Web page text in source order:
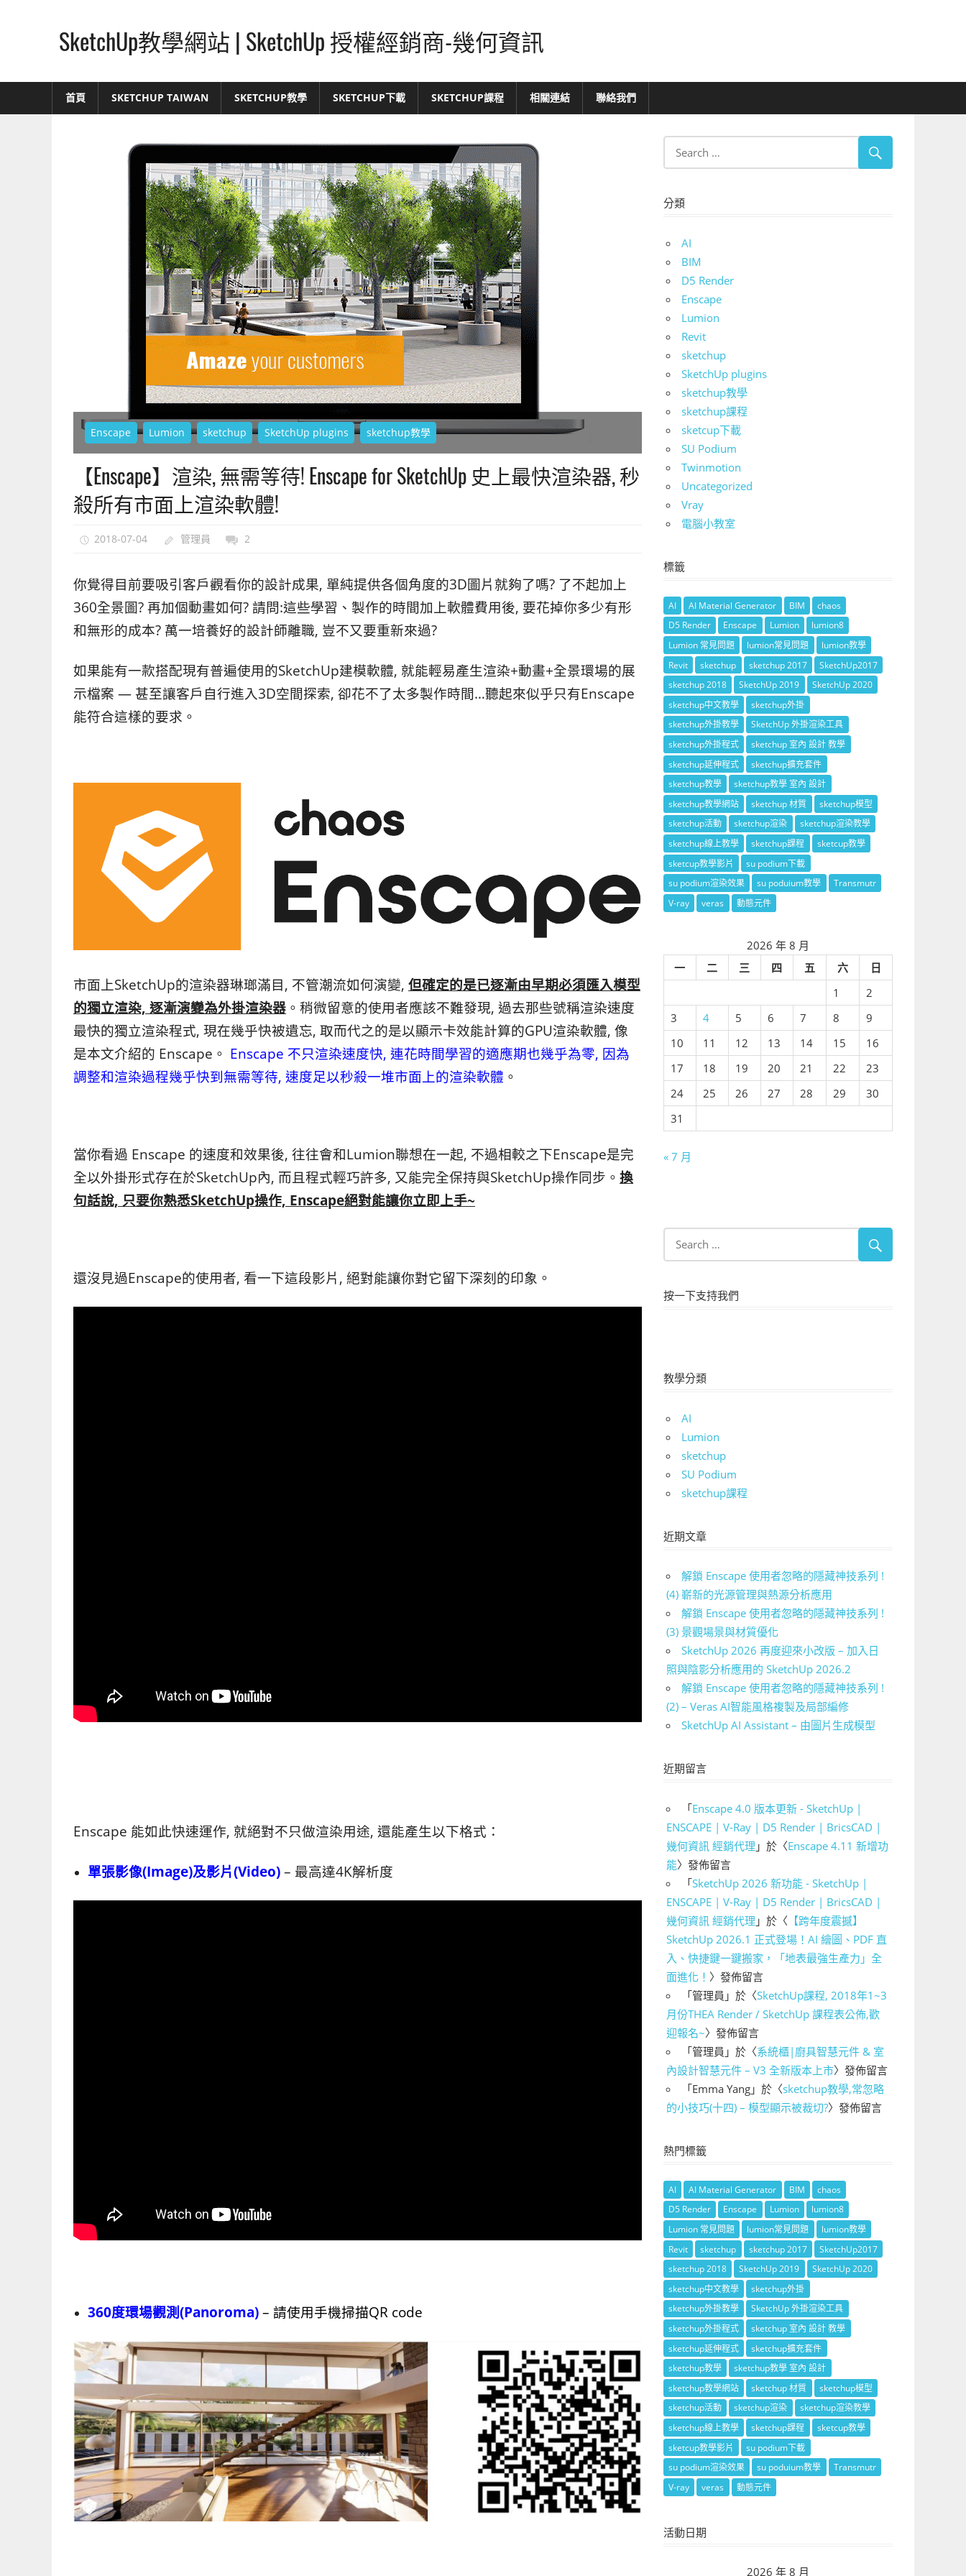
SketchUp教學網站 | SketchUp 授權經銷商-幾何資訊
最
首頁 SKETCHUP TAIWAN SKETCHUP教學 SKETCHUP下載 SKETCHUP課程 相關連結 聯絡我們
Enscape Lumion sketchup SketchUp plugins sketchup教學
【Enscape】渲染, 無需等待! Enscape for SketchUp 史上最快渲染器, 秒
殺所有市面上渲染軟體!
2018-07-04 管理員 2
你覺得目前要吸引客戶觀看你的設計成果, 單純提供各個角度的3D圖片就夠了嗎? 了不起加上
360全景圖? 再加個動畫如何? 請問:這些學習、製作的時間加上軟體費用後, 要花掉你多少有形
和無形的成本? 萬一培養好的設計師離職, 豈不又要重新來過?
如果能有一款搭配現有普遍使用的SketchUp建模軟體, 就能輕易產生渲染+動畫+全景環場的展
示檔案 — 甚至讓客戶自行進入3D空間探索, 卻花不了太多製作時間…聽起來似乎只有Enscape
能符合這樣的要求。
市面上SketchUp的渲染器琳瑯滿目, 不管潮流如何演變, 但確定的是已逐漸由早期必須匯入模型
的獨立渲染, 逐漸演變為外掛渲染器 。稍微留意的使用者應該不難發現, 過去那些號稱渲染速度
最快的獨立渲染程式, 現在幾乎快被遺忘, 取而代之的是以顯示卡效能計算的GPU渲染軟體, 像
是本文介紹的 Enscape。 Enscape 不只渲染速度快, 連花時間學習的適應期也幾乎為零, 因為
調整和渲染過程幾乎快到無需等待, 速度足以秒殺一堆市面上的渲染軟體 。
當你看過 Enscape 的速度和效果後, 往往會和Lumion聯想在一起, 不過相較之下Enscape是完
全以外掛形式存在於SketchUp內, 而且程式輕巧許多, 又能完全保持與SketchUp操作同步。 換
句話說, 只要你熟悉SketchUp操作, Enscape絕對能讓你立即上手~
還沒見過Enscape的使用者, 看一下這段影片, 絕對能讓你對它留下深刻的印象。
Enscape 能如此快速運作, 就絕對不只做渲染用途, 還能產生以下格式：
單張影像(Image)及影片(Video) – 最高達4K解析度
360度環場觀測(Panoroma) – 請使用手機掃描QR code
分類
AI
BIM
D5 Render
Enscape
Lumion
Revit
sketchup
SketchUp plugins
sketchup教學
sketchup課程
sketcup下載
SU Podium
Twinmotion
Uncategorized
Vray
電腦小教室
標籤
AI AI Material Generator BIM
chaos
D5 Render
Enscape Lumion
lumion8
Lumion 常見問題
lumion常見問題
lumion教學
Revit
sketchup sketchup 2017
SketchUp2017
sketchup 2018
SketchUp 2019
SketchUp 2020
sketchup中文教學
sketchup外掛
sketchup外掛教學
SketchUp 外掛渲染工具
sketchup外掛程式
sketchup 室內 設計 教學
sketchup延伸程式
sketchup擴充套件
sketchup教學
sketchup教學 室內 設計
sketchup教學網站
sketchup 材質
sketchup模型
sketchup活動
sketchup渲染
sketchup渲染教學
sketchup線上教學
sketchup課程
sketcup教學
sketcup教學影片
su podium下載
su podium渲染效果
su poduium教學
Transmutr
V-ray
veras 動態元件
2026 年 8 月
一
二 三 四 五 六
日
1
2
3
4 5 6 7 8
9
10
11 12 13 14 15
16
17
18 19 20 21 22
23
24
25 26 27 28 29
30
31
« 7 月
按一下支持我們
教學分類
AI
Lumion
sketchup
SU Podium
sketchup課程
近期文章
解鎖 Enscape 使用者忽略的隱藏神技系列 !
(4) 嶄新的光源管理與熱源分析應用
解鎖 Enscape 使用者忽略的隱藏神技系列 !
(3) 景觀場景與材質優化
SketchUp 2026 再度迎來小改版 – 加入日
照與陰影分析應用的 SketchUp 2026.2
解鎖 Enscape 使用者忽略的隱藏神技系列 !
(2) – Veras AI智能風格複製及局部編修
SketchUp AI Assistant – 由圖片生成模型
近期留言
「Enscape 4.0 版本更新 - SketchUp |
ENSCAPE | V-Ray | D5 Render | BricsCAD |
幾何資訊 經銷代理 」於〈Enscape 4.11 新增功
能〉發佈留言
「SketchUp 2026 新功能 - SketchUp |
ENSCAPE | V-Ray | D5 Render | BricsCAD |
幾何資訊 經銷代理 」於〈 【跨年度震撼】
SketchUp 2026.1 正式登場！AI 繪圖、PDF 直
入、快捷鍵一鍵搬家，「地表最強生產力」全
面進化！ 〉發佈留言
「管理員 」於〈SketchUp課程, 2018年1~3
月份THEA Render / SketchUp 課程表公佈,歡
迎報名~〉發佈留言
「管理員 」於〈系統櫃|廚具智慧元件 & 室
內設計智慧元件 – V3 全新版本上市〉發佈留言
「Emma Yang 」於〈sketchup教學,常忽略
的小技巧(十四) – 模型顯示被裁切?〉發佈留言
熱門標籤
AI AI Material Generator BIM
chaos
D5 Render
Enscape Lumion
lumion8
Lumion 常見問題
lumion常見問題
lumion教學
Revit
sketchup sketchup 2017
SketchUp2017
sketchup 2018
SketchUp 2019
SketchUp 2020
sketchup中文教學
sketchup外掛
sketchup外掛教學
SketchUp 外掛渲染工具
sketchup外掛程式
sketchup 室內 設計 教學
sketchup延伸程式
sketchup擴充套件
sketchup教學
sketchup教學 室內 設計
sketchup教學網站
sketchup 材質
sketchup模型
sketchup活動
sketchup渲染
sketchup渲染教學
sketchup線上教學
sketchup課程
sketcup教學
sketcup教學影片
su podium下載
su podium渲染效果
su poduium教學
Transmutr
V-ray
veras 動態元件
活動日期
2026 年 8 月